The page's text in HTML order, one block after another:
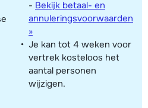
- Bekijk betaal- en
annuleringsvoorwaarden
»
Je kan tot 4 weken voor
vertrek kosteloos het
aantal personen
wijzigen.